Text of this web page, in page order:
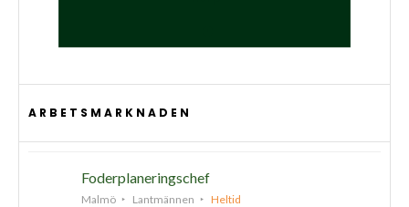
ARBETSMARKNADEN
Foderplaneringschef
Malmö Lantmännen Heltid